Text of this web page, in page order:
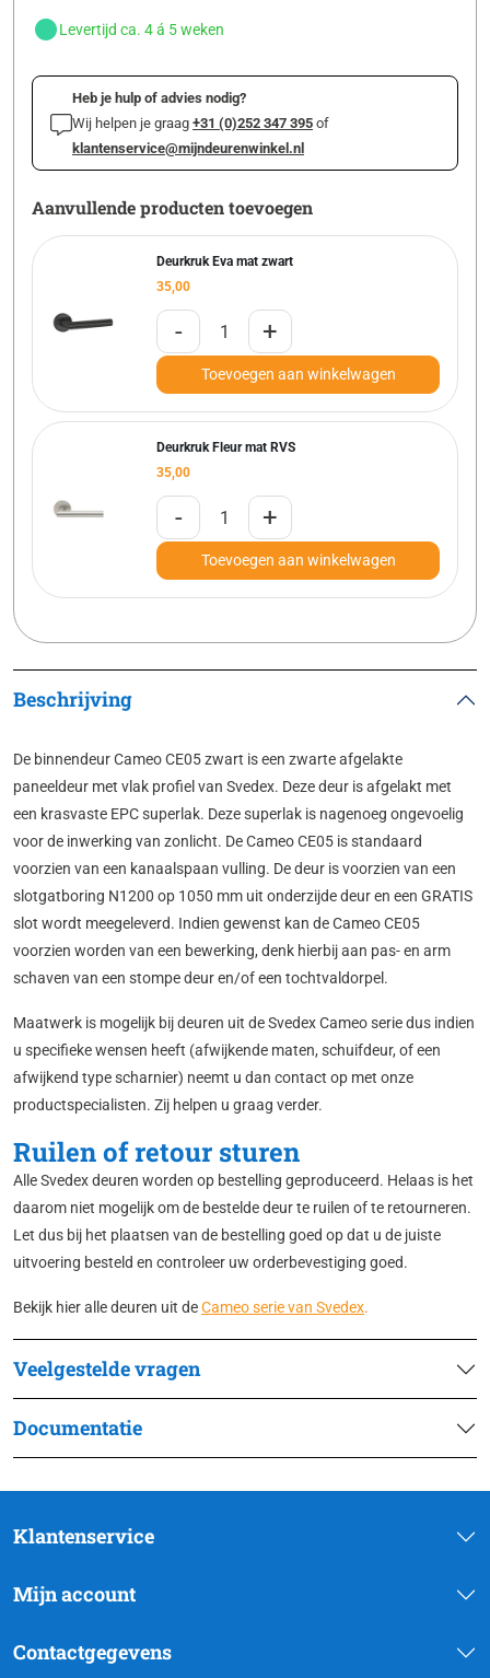
Levertijd ca. 4 á 5 weken
Heb je hulp of advies nodig?
Wij helpen je graag +31 (0)252 347 395 of
klantenservice@mijndeurenwinkel.nl
Aanvullende producten toevoegen
Deurkruk Eva mat zwart
35,00
- +
Toevoegen aan winkelwagen
Deurkruk Fleur mat RVS
35,00
- +
Toevoegen aan winkelwagen
Beschrijving
De binnendeur Cameo CE05 zwart is een zwarte afgelakte
paneeldeur met vlak profiel van Svedex. Deze deur is afgelakt met
een krasvaste EPC superlak. Deze superlak is nagenoeg ongevoelig
voor de inwerking van zonlicht. De Cameo CE05 is standaard
voorzien van een kanaalspaan vulling. De deur is voorzien van een
slotgatboring N1200 op 1050 mm uit onderzijde deur en een GRATIS
slot wordt meegeleverd. Indien gewenst kan de Cameo CE05
voorzien worden van een bewerking, denk hierbij aan pas- en arm
schaven van een stompe deur en/of een tochtvaldorpel.
Maatwerk is mogelijk bij deuren uit de Svedex Cameo serie dus indien
u specifieke wensen heeft (afwijkende maten, schuifdeur, of een
afwijkend type scharnier) neemt u dan contact op met onze
productspecialisten. Zij helpen u graag verder.
Ruilen of retour sturen
Alle Svedex deuren worden op bestelling geproduceerd. Helaas is het
daarom niet mogelijk om de bestelde deur te ruilen of te retourneren.
Let dus bij het plaatsen van de bestelling goed op dat u de juiste
uitvoering besteld en controleer uw orderbevestiging goed.
Bekijk hier alle deuren uit deCameo serie van Svedex.
Veelgestelde vragen
Documentatie
Klantenservice
Mijn account
Contactgegevens